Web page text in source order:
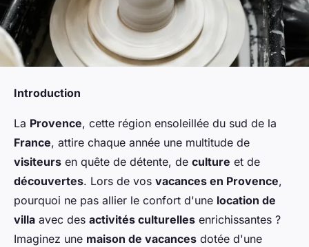
Introduction
La Provence, cette région ensoleillée du sud de la
France, attire chaque année une multitude de
visiteurs en quête de détente, de culture et de
découvertes. Lors de vos vacances en Provence,
pourquoi ne pas allier le confort d'une location de
villa avec des activités culturelles enrichissantes ?
Imaginez une maison de vacances dotée d'une